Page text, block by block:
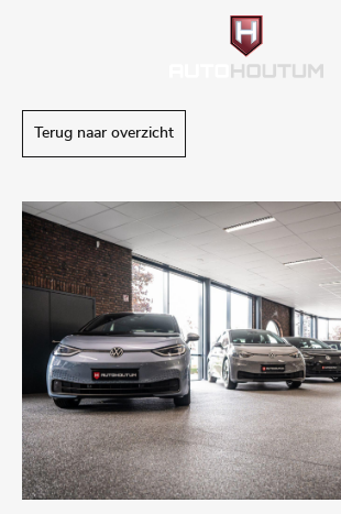
Terug naar overzicht